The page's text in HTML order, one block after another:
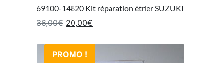
69100-14820 Kit réparation étrier SUZUKI
36,00€ Le prix initial était : 36,00€.
20,00€
PROMO !